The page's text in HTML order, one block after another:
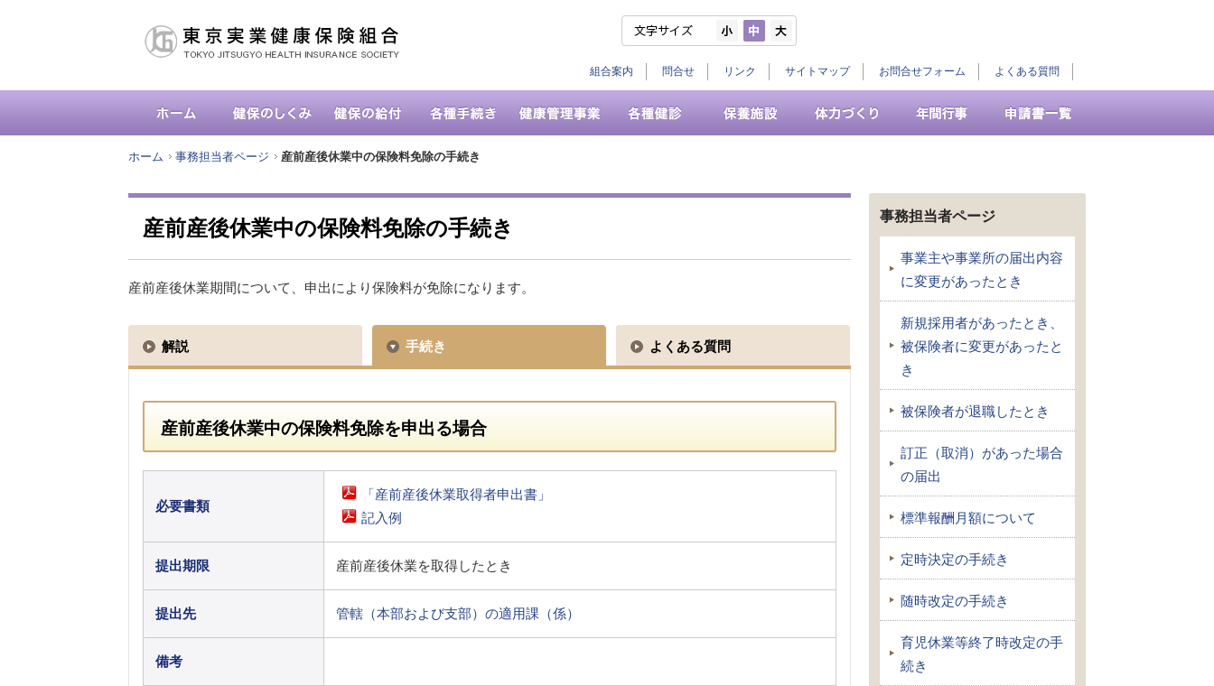
組合案内 問合せ リンク サイトマップ お問合せフォーム よくある質問
ホーム 事務担当者ページ 産前産後休業中の保険料免除の手続き
産前産後休業中の保険料免除の手続き
産前産後休業期間について、申出により保険料が免除になります。
解説 手続き よくある質問
産前産後休業中の保険料免除を申出る場合
必要書類
「産前産後休業取得者申出書」
記入例
提出期限 産前産後休業を取得したとき
提出先 管轄（本部および支部）の適用課（係）
備考
事務担当者ページ
事業主や事業所の届出内容
に変更があったとき
新規採用者があったとき、
被保険者に変更があったと
き
被保険者が退職したとき
訂正（取消）があった場合
の届出
標準報酬月額について
定時決定の手続き
随時改定の手続き
育児休業等終了時改定の手
続き